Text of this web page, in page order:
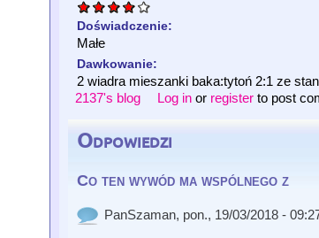
Doświadczenie:
Małe
Dawkowanie:
2 wiadra mieszanki baka:tytoń 2:1 ze
2137's blog
Log in or register to post
Odpowiedzi
Co ten wywód ma wspólnego z
PanSzaman, pon., 19/03/2018 -